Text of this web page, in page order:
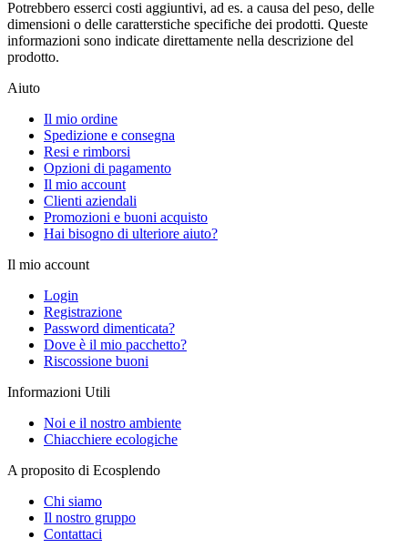
Potrebbero esserci costi aggiuntivi, ad es. a causa del peso, delle
dimensioni o delle caratterstiche specifiche dei prodotti. Queste
informazioni sono indicate direttamente nella descrizione del
prodotto.
Aiuto
Il mio ordine
Spedizione e consegna
Resi e rimborsi
Opzioni di pagamento
Il mio account
Clienti aziendali
Promozioni e buoni acquisto
Hai bisogno di ulteriore aiuto?
Il mio account
Login
Registrazione
Password dimenticata?
Dove è il mio pacchetto?
Riscossione buoni
Informazioni Utili
Noi e il nostro ambiente
Chiacchiere ecologiche
A proposito di Ecosplendo
Chi siamo
Il nostro gruppo
Contattaci